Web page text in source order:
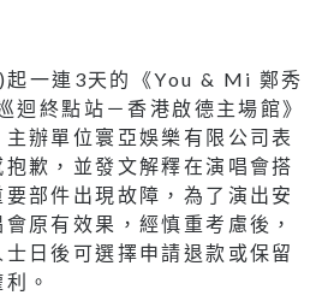
一連3天的《You & Mi 鄭秀
迴終點站－香港啟德主場館》
辦單位寰亞娛樂有限公司表
歉，並發文解釋在演唱會搭
部件出現故障，為了演出安
原有效果，經慎重考慮後，
日後可選擇申請退款或保留
。